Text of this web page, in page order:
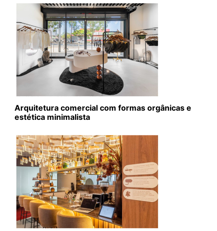
Arquitetura comercial com formas orgânicas e
estética minimalista